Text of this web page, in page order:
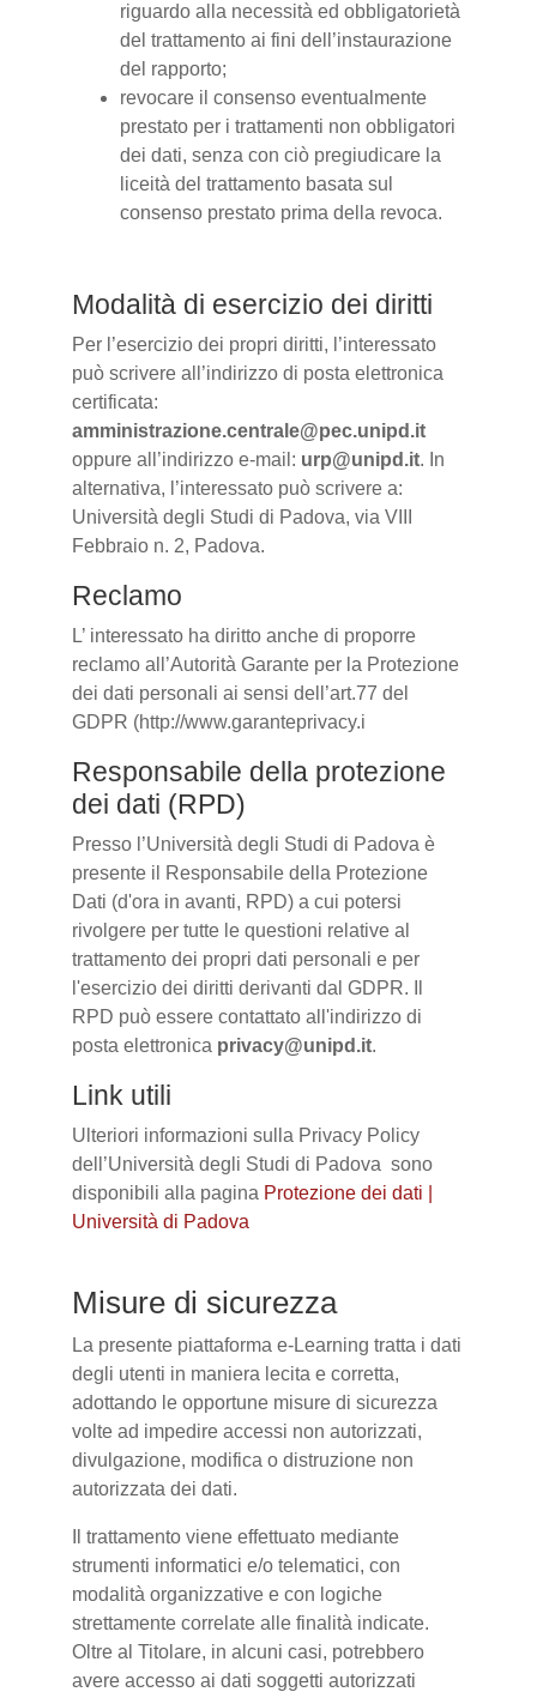
riguardo alla necessità ed obbligatorietà
del trattamento ai fini dell’instaurazione
del rapporto;
revocare il consenso eventualmente
prestato per i trattamenti non obbligatori
dei dati, senza con ciò pregiudicare la
liceità del trattamento basata sul
consenso prestato prima della revoca.
Modalità di esercizio dei diritti
Per l’esercizio dei propri diritti, l’interessato
può scrivere all’indirizzo di posta elettronica
certificata:
amministrazione.centrale@pec.unipd.it
oppure all’indirizzo e-mail: urp@unipd.it. In
alternativa, l’interessato può scrivere a:
Università degli Studi di Padova, via VIII
Febbraio n. 2, Padova.
Reclamo
L’ interessato ha diritto anche di proporre
reclamo all’Autorità Garante per la Protezione
dei dati personali ai sensi dell’art.77 del
GDPR (http://www.garanteprivacy.i
Responsabile della protezione
dei dati (RPD)
Presso l’Università degli Studi di Padova è
presente il Responsabile della Protezione
Dati (d'ora in avanti, RPD) a cui potersi
rivolgere per tutte le questioni relative al
trattamento dei propri dati personali e per
l'esercizio dei diritti derivanti dal GDPR. Il
RPD può essere contattato all'indirizzo di
posta elettronica privacy@unipd.it.
Link utili
Ulteriori informazioni sulla Privacy Policy
dell’Università degli Studi di Padova sono
disponibili alla pagina Protezione dei dati |
Università di Padova
Misure di sicurezza
La presente piattaforma e-Learning tratta i dati
degli utenti in maniera lecita e corretta,
adottando le opportune misure di sicurezza
volte ad impedire accessi non autorizzati,
divulgazione, modifica o distruzione non
autorizzata dei dati.
Il trattamento viene effettuato mediante
strumenti informatici e/o telematici, con
modalità organizzative e con logiche
strettamente correlate alle finalità indicate.
Oltre al Titolare, in alcuni casi, potrebbero
avere accesso ai dati soggetti autorizzati